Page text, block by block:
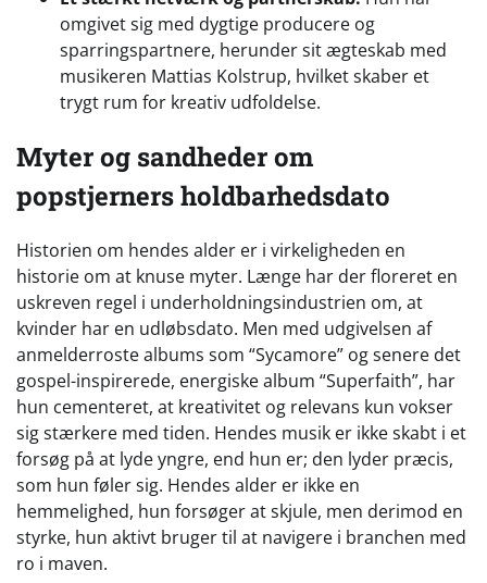
omgivet sig med dygtige producere og
sparringspartnere, herunder sit ægteskab med
musikeren Mattias Kolstrup, hvilket skaber et
trygt rum for kreativ udfoldelse.
Myter og sandheder om
popstjerners holdbarhedsdato
Historien om hendes alder er i virkeligheden en
historie om at knuse myter. Længe har der floreret en
uskreven regel i underholdningsindustrien om, at
kvinder har en udløbsdato. Men med udgivelsen af
anmelderroste albums som “Sycamore” og senere det
gospel-inspirerede, energiske album “Superfaith”, har
hun cementeret, at kreativitet og relevans kun vokser
sig stærkere med tiden. Hendes musik er ikke skabt i et
forsøg på at lyde yngre, end hun er; den lyder præcis,
som hun føler sig. Hendes alder er ikke en
hemmelighed, hun forsøger at skjule, men derimod en
styrke, hun aktivt bruger til at navigere i branchen med
ro i maven.